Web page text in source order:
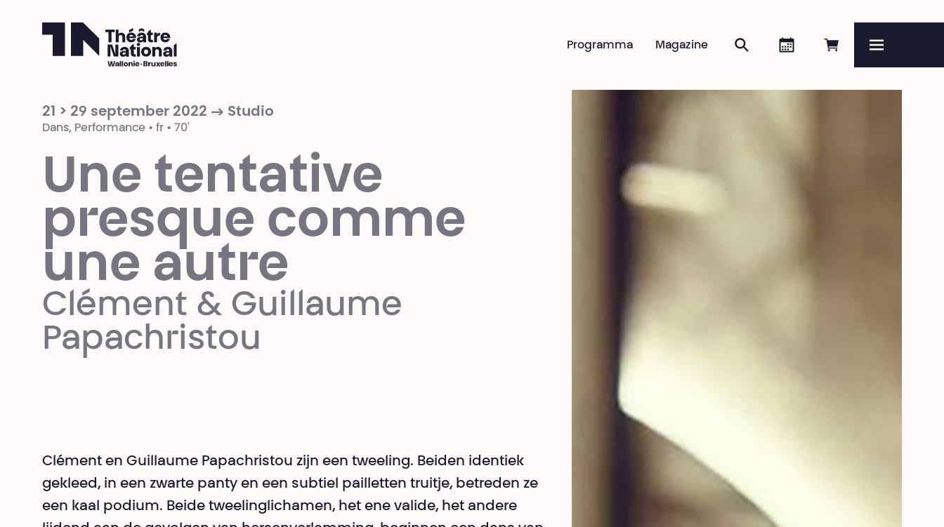
Online reserveren
Agenda
Zoeken
Magazine
Programma
21 > 29 september 2022 → Studio
Dans, Performance • fr • 70'
Une tentative
presque comme
une autre
Clément & Guillaume
Papachristou
Clément en Guillaume Papachristou zijn een tweeling. Beiden identiek
gekleed, in een zwarte panty en een subtiel pailletten truitje, betreden ze
een kaal podium. Beide tweelinglichamen, het ene valide, het andere